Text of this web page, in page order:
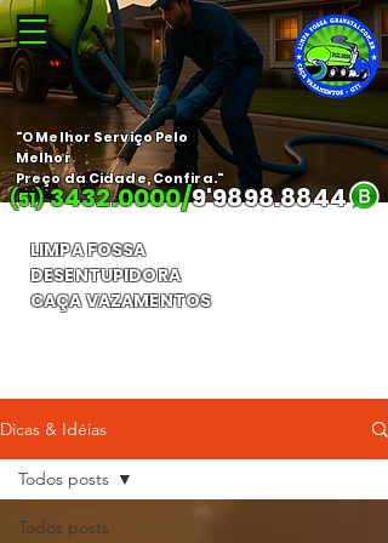
(51) 3432.0000/9'9898.8844
"O Melhor Serviço Pelo
Melhor
Preço da Cidade, Confira."
LIMPA FOSSA
DESENTUPIDORA
CAÇA VAZAMENTOS
Dicas & Idéias
Todos posts
Todos posts